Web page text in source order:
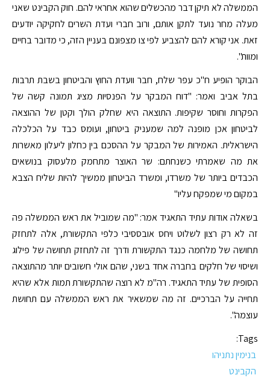
הממשלה לא תיקן דבר מהכשלים שהוא אחראי להם. חוק הקבינט שאני
מעלה מחר נועד לתקן אותם, ורוב חברי ועדת השרים לחקיקה יודעים
זאת. אני קורא להם להצביע לפי צו מצפונם בעניין הזה, כי מדובר בחיים
ומוות".
הבוקר הופיע ח"כ עפר שלח, חבר וועדת החוץ והביטחון בשבת תרבות
בתל אביב ואמר: "דוח המבקר על הפנסיות מציג תמונה קשה של
הפקרות וחוסר שקיפות. התוצאה היא שחלק הולך וקטן של ההוצאה
לביטחון אכן מופנה למה שמעניק ביטחון, ועומס כבד על הכלכלה
הישראלית. האמירות של המבקר על ההסכם בין כחלון ליעלון מאשרות
את מה שאמרתי כשנחתם: שר האוצר מתחמק מלעסוק בנושאים
הכבדים ביותר של משרדו, ומשרד הביטחון ממשיך להיות שליח הצבא
במקום מי שמפקח עליו"
בשאלה אודות עתיד התאגיד אמר: "מה שמוביל את ראש הממשלה פה
זה לא רק רצון לשלוט ויחס אובססיבי כלפי התקשורת, אלה לתחזק
תחושה של מלחמה כנגד התקשורת ודרך זה לתחזק תחושה של פילוג
ושיסוי של חלקים בחברה אחד בשני, שהם אולי חשובים יותר מהתוצאה
הסופית של עתיד התאגיד. רה"מ לא רוצה שהתקשורת תמות אלא שהיא
תחייה על הברכיים. זה מה שמשאיר את ראש הממשלה עם תחושת
עוצמה".
Tags:
בנימין נתניהו
הקבינט